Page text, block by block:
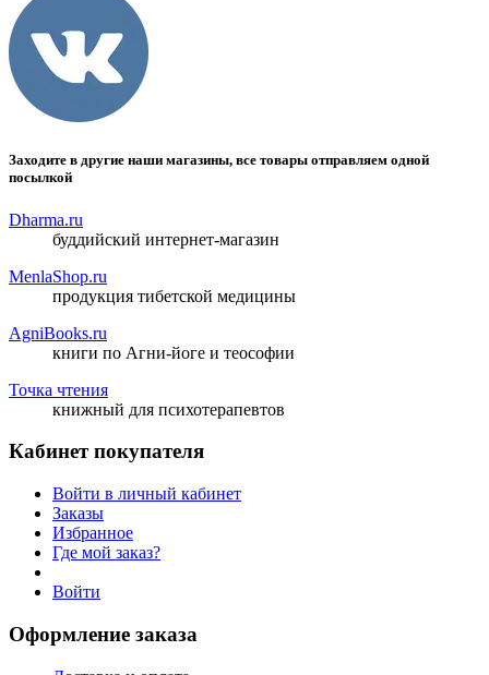
Заходите в другие наши магазины, все товары отправляем одной
посылкой
Dharma.ru
буддийский интернет-магазин
MenlaShop.ru
продукция тибетской медицины
AgniBooks.ru
книги по Агни-йоге и теософии
Точка чтения
книжный для психотерапевтов
Кабинет покупателя
Войти в личный кабинет
Заказы
Избранное
Где мой заказ?
Войти
Оформление заказа